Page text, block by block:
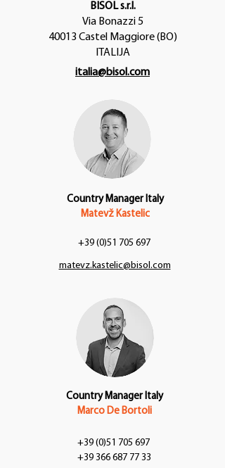
BISOL s.r.l.
Via Bonazzi 5
40013 Castel Maggiore (BO)
ITALIJA
italia@bisol.com
Country Manager Italy
Matevž Kastelic
+39 (0)51 705 697
matevz.kastelic@bisol.com
Country Manager Italy
Marco De Bortoli
+39 (0)51 705 697
+39 366 687 77 33